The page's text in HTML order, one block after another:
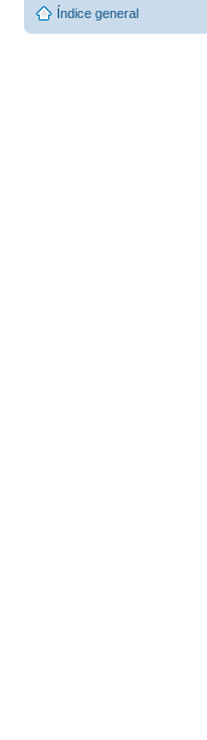
Índice general